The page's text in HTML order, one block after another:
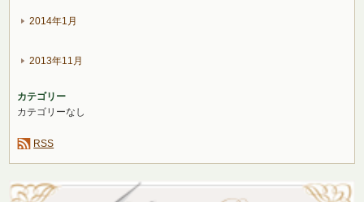
2014年1月
2013年11月
カテゴリー
カテゴリーなし
RSS